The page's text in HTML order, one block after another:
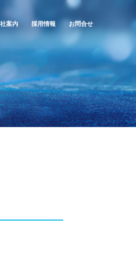
案内 採用情報 お問合せ